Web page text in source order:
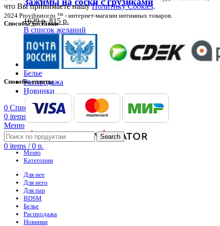
1629р. 815 р.
В список желаний
Посмотреть
BDSM
Белье
Распродажа
Новинки
0 Список желаний
0 items
р.
Меню
0 items / 0 р.
что Вы принимаете нашуПолитику Cookies.
2024 Provibrator.ru ™ - интернет-магазин интимных товаров.
Способы доставки
Способы оплаты
Search
Меню
Категории
Для нее
Для него
Для пар
BDSM
Белье
Распродажа
Новинки